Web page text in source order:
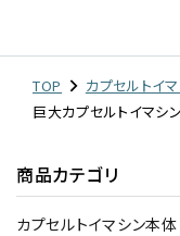
TOP
カプセルトイ
巨大カプセルトイマシン
商品カテゴリ
カプセルトイマシン本体